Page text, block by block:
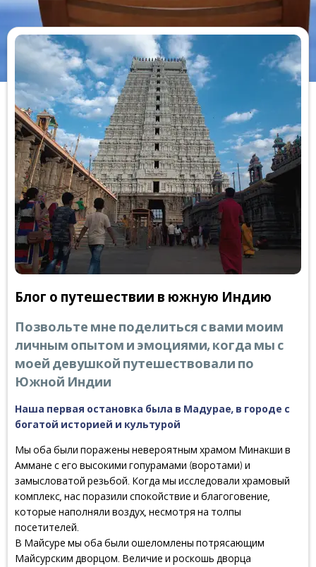
Блог о путешествии в южную Индию
Позвольте мне поделиться с вами моим
личным опытом и эмоциями, когда мы с
моей девушкой путешествовали по
Южной Индии
Наша первая остановка была в Мадурае, в городе с
богатой историей и культурой
Мы оба были поражены невероятным храмом Минакши в
Аммане с его высокими гопурамами (воротами) и
замысловатой резьбой. Когда мы исследовали храмовый
комплекс, нас поразили спокойствие и благоговение,
которые наполняли воздух, несмотря на толпы
посетителей.
В Майсуре мы оба были ошеломлены потрясающим
Майсурским дворцом. Величие и роскошь дворца